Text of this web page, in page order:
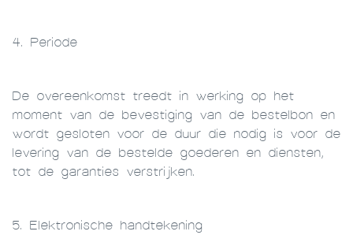
4. Periode
De overeenkomst treedt in werking op het
moment van de bevestiging van de bestelbon en
wordt gesloten voor de duur die nodig is voor de
levering van de bestelde goederen en diensten,
tot de garanties verstrijken.
5. Elektronische handtekening